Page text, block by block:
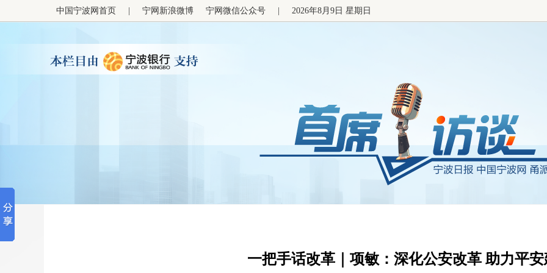
中国宁波网首页 宁网新浪微博 宁网微信公众号 2026年8月9日 星期日
一把手话改革｜项敏：深化公安改革 助力平